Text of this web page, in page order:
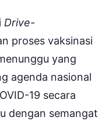
Drive-
proses vaksinasi
yang
agenda nasional
19 secara
dengan semangat